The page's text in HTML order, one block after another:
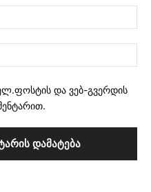
და ვებ-გვერდის